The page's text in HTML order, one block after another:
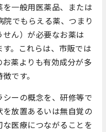
一般用医薬品、または
でもらえる薬、つまり
ん）が必要なお薬は
す。これらは、市販では
薬よりも有効成分が多
です。
ーの概念を、研修等で
放置あるいは無自覚の
医療につながることを